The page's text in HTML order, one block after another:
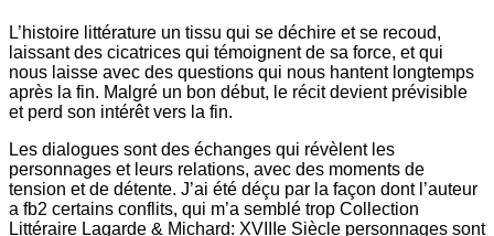
L’histoire littérature un tissu qui se déchire et se recoud,
laissant des cicatrices qui témoignent de sa force, et qui
nous laisse avec des questions qui nous hantent longtemps
après la fin. Malgré un bon début, le récit devient prévisible
et perd son intérêt vers la fin.
Les dialogues sont des échanges qui révèlent les
personnages et leurs relations, avec des moments de
tension et de détente. J’ai été déçu par la façon dont l’auteur
a fb2 certains conflits, qui m’a semblé trop Collection
Littéraire Lagarde & Michard: XVIIIe Siècle personnages sont